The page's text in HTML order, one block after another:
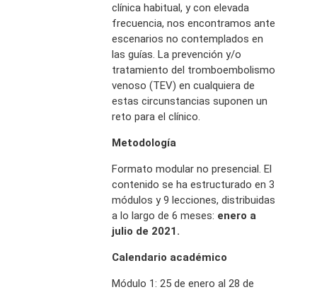
clínica habitual, y con elevada
frecuencia, nos encontramos ante
escenarios no contemplados en
las guías. La prevención y/o
tratamiento del tromboembolismo
venoso (TEV) en cualquiera de
estas circunstancias suponen un
reto para el clínico.
Metodología
Formato modular no presencial. El
contenido se ha estructurado en 3
módulos y 9 lecciones, distribuidas
a lo largo de 6 meses: enero a
julio de 2021.
Calendario académico
Módulo 1: 25 de enero al 28 de